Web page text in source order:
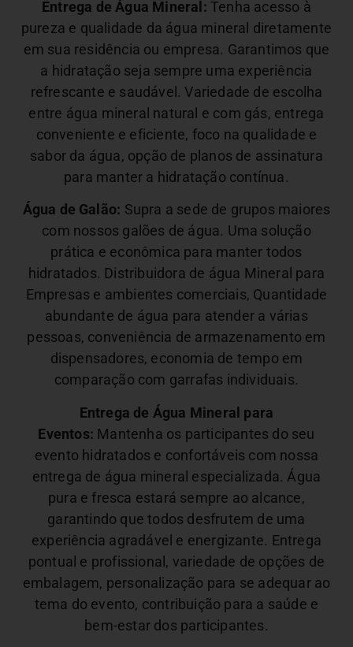
Entrega de Água Mineral:Tenha acesso à
pureza e qualidade da água mineral diretamente
em sua residência ou empresa. Garantimos que
a hidratação seja sempre uma experiência
refrescante e saudável.Variedade de escolha
entre água mineral natural e com gás, entrega
conveniente e eficiente, foco na qualidade e
sabor da água, opção de planos de assinatura
para manter a hidratação contínua.
Água de Galão: Supra a sede de grupos maiores
com nossos galões de água. Uma solução
prática e econômica para manter todos
hidratados. Distribuidora de água Mineral para
Empresas e ambientes comerciais, Quantidade
abundante de água para atender a várias
pessoas, conveniência de armazenamento em
dispensadores, economia de tempo em
comparação com garrafas individuais.
Entrega de Água Mineral para
Eventos: Mantenha os participantes do seu
evento hidratados e confortáveis com nossa
entrega de água mineral especializada. Água
pura e fresca estará sempre ao alcance,
garantindo que todos desfrutem de uma
experiência agradável e energizante. Entrega
pontual e profissional, variedade de opções de
embalagem, personalização para se adequar ao
tema do evento, contribuição para a saúde e
bem-estar dos participantes.